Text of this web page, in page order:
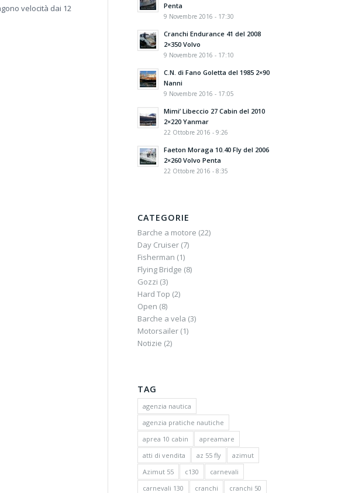
velocità dai 12
Penta
9 Novembre 2016 - 17:30
Cranchi Endurance 41 del 2008
2×350 Volvo
9 Novembre 2016 - 17:10
C.N. di Fano Goletta del 1985 2×90
Nanni
9 Novembre 2016 - 17:05
Mimi’ Libeccio 27 Cabin del 2010
2×220 Yanmar
22 Ottobre 2016 - 9:26
Faeton Moraga 10.40 Fly del 2006
2×260 Volvo Penta
22 Ottobre 2016 - 8:35
CATEGORIE
Barche a motore (22)
Day Cruiser(7)
Fisherman (1)
Flying Bridge (8)
Gozzi (3)
Hard Top (2)
Open (8)
Barche a vela (3)
Motorsailer(1)
Notizie (2)
TAG
agenzia nautica
agenzia pratiche nautiche
aprea 10 cabin
apreamare
atti di vendita
az 55 fly
azimut
Azimut 55
c130
carnevali
carnevali 130
cranchi
cranchi 50